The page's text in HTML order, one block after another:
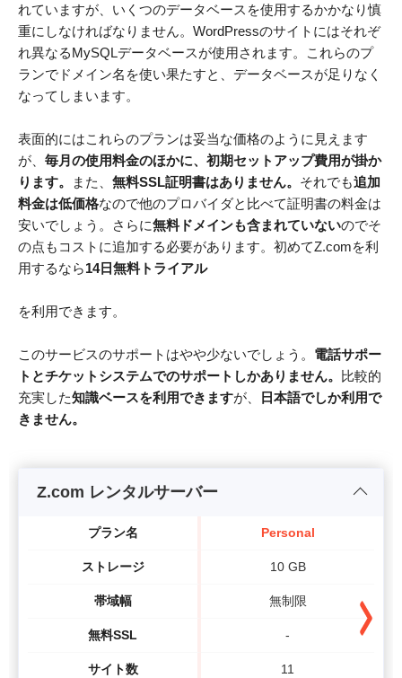
れていますが、いくつのデータベースを使用するかかなり慎
重にしなければなりません。WordPressのサイトにはそれぞ
れ異なるMySQLデータベースが使用されます。これらのプ
ランでドメイン名を使い果たすと、データベースが足りなく
なってしまいます。
表面的にはこれらのプランは妥当な価格のように見えます
が、 毎月の使用料金のほかに、初期セットアップ費用が掛か
ります。
また、 無料SSL証明書はありません。 それでも追加
料金は低価格なので他のプロバイダと比べて証明書の料金は
安いでしょう。さらに無料ドメインも含まれていないのでそ
の点もコストに追加する必要があります。初めてZ.comを利
用するなら14日無料トライアル
を利用できます。
このサービスのサポートはやや少ないでしょう。 電話サポー
トとチケットシステムでのサポートしかありません。
比較的
充実した知識ベースを利用できますが、
日本語でしか利用で
きません。
Z.com レンタルサーバー
プラン名
ストレージ
帯域幅
無料SSL
サイト数
Personal
10 GB
無制限
-
11